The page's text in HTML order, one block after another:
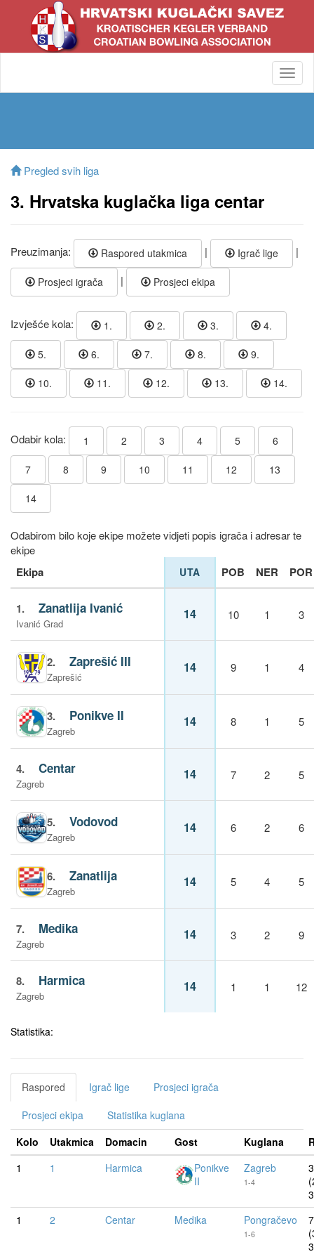
Pregled svih liga
3. Hrvatska kuglačka liga centar
Preuzimanja: Raspored utakmica | Igrač lige |
Prosjeci igrača | Prosjeci ekipa
Izvješće kola: 1. 2. 3. 4.
5. 6. 7. 8. 9.
10. 11. 12. 13. 14.
Odabir kola: 1 2 3 4 5 6
7 8 9 10 11 12 13
14
Odabirom bilo koje ekipe možete vidjeti popis igrača i adresar te
ekipe
Ekipa UTA POB NER POR
1. Zanatlija Ivanić
Ivanić Grad
14 10 1 3
2. Zaprešić III
Zaprešić
14 9 1 4
3. Ponikve II
Zagreb
14 8 1 5
4. Centar
Zagreb
14 7 2 5
5. Vodovod
Zagreb
14 6 2 6
6. Zanatlija
Zagreb
14 5 4 5
7. Medika
Zagreb
14 3 2 9
8. Harmica
Zagreb
14 1 1 12
Statistika:
Raspored Igrač lige
Prosjeci igrača
Prosjeci ekipa
Statistika kuglana
Kolo
Utakmica Domacin Gost Kuglana
1
1 Harmica
Ponikve
II
Zagreb
1-4
1
2 Centar Medika Pongračevo
1-6